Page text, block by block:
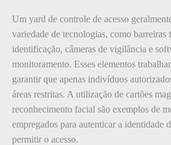
Um yard de controle de acesso
variedade de tecnologias, como barreiras
identificação, câmeras de vigilância e
monitoramento. Esses elementos
garantir que apenas indivíduos
áreas restritas. A utilização de cartões
reconhecimento facial são exemplos de
empregados para autenticar a identidade
permitir o acesso.